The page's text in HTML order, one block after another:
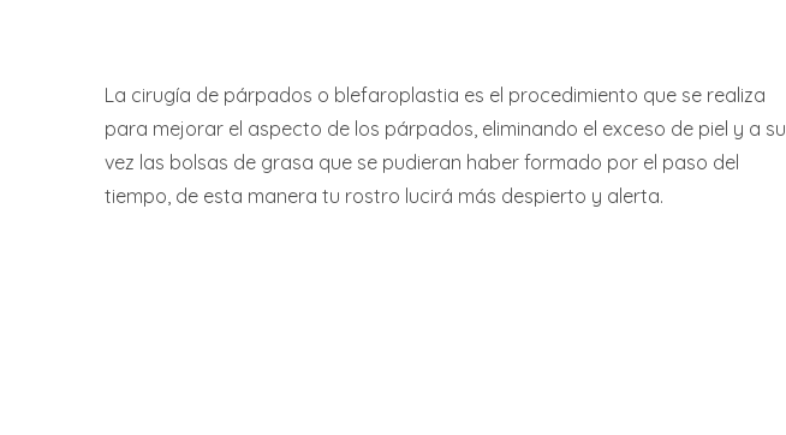
La cirugía de párpados o blefaroplastia es el procedimiento que se realiza
para mejorar el aspecto de los párpados, eliminando el exceso de piel y a su
vez las bolsas de grasa que se pudieran haber formado por el paso del
tiempo, de esta manera tu rostro lucirá más despierto y alerta.